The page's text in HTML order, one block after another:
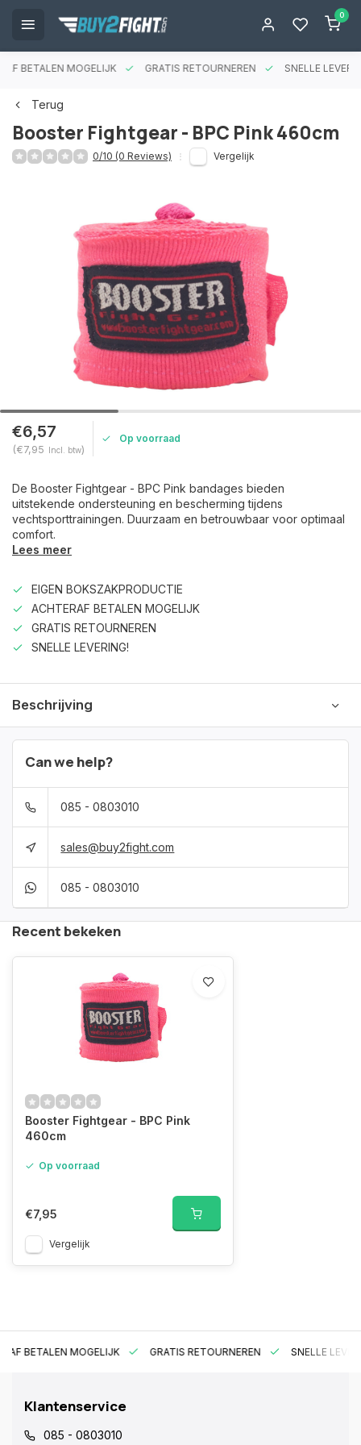
0
BETALEN MOGELIJK GRATIS RETOURNEREN SNELLE
Terug
Booster Fightgear - BPC Pink 460cm
0/10 (0 Reviews) Vergelijk
€6,57
(€7,95 Incl. btw)
Op voorraad
De Booster Fightgear - BPC Pink bandages bieden
uitstekende ondersteuning en bescherming tijdens
vechtsporttrainingen. Duurzaam en betrouwbaar voor optimaal
comfort.
Lees meer
EIGEN BOKSZAKPRODUCTIE
ACHTERAF BETALEN MOGELIJK
GRATIS RETOURNEREN
SNELLE LEVERING!
Beschrijving
Can we help?
085 - 0803010
sales@buy2fight.com
085 - 0803010
Recent bekeken
Booster Fightgear - BPC Pink
460cm
Op voorraad
€7,95
Vergelijk
BETALEN MOGELIJK GRATIS RETOURNEREN SNELLE
Klantenservice
085 - 0803010